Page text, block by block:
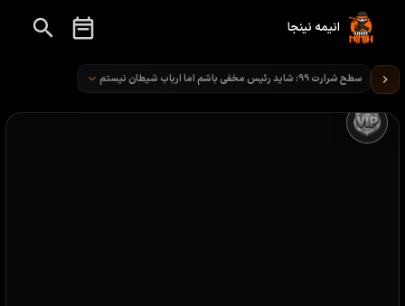
انیمه نینجا
تماشای انیمه سطح شرارت 99: شاید رئیس مخفی باشم اما ارباب شیطان نیستم قسمت 5
سطح شرارت 99: شاید رئیس مخفی باشم اما ارباب شیطان نیستم